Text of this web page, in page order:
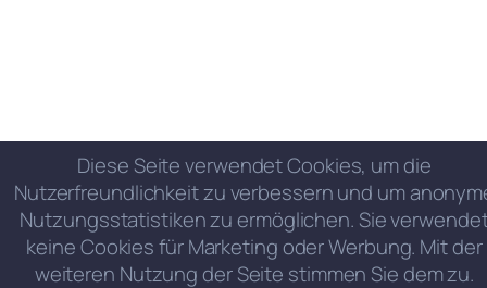
Diese Seite verwendet Cookies, um die
Nutzerfreundlichkeit zu verbessern und um
Nutzungsstatistiken zu ermöglichen. Sie
keine Cookies für Marketing oder Werbung. Mit der
weiteren Nutzung der Seite stimmen Sie dem zu.